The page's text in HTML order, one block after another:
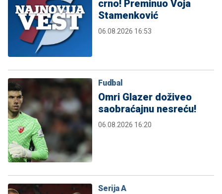
crno! Preminuo Voja
Stamenković
06.08.2026 16:53
Fudbal
Omri Glazer doživeo
saobraćajnu nesreću!
06.08.2026 16:20
Serija A